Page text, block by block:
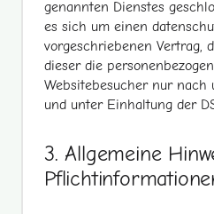
genannten Dienstes
es sich um einen
vorgeschriebenen Vertrag,
dieser die
Websitebesucher nur nach
und unter Einhaltung der
3. Allgemeine